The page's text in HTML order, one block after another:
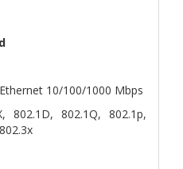
10/100/1000 Mbps
802.1D, 802.1Q, 802.1p,